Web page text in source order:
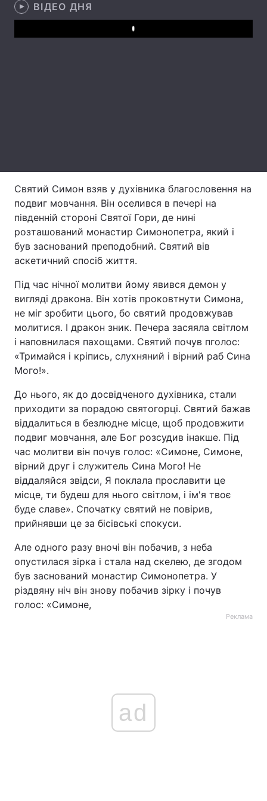
Економіка Світ
Лонгріди
Відео з Youtube Статті
Інтерв'ю
Вакансії
Контакти
Послуги
Тема оформлення
ВІДЕО ДНЯ
Play
Святий Симон взяв у духівника благословення на
подвиг мовчання. Він оселився в печері на
південній стороні Святої Гори, де нині
розташований монастир Симонопетра, який і
був заснований преподобний. Святий вів
аскетичний спосіб життя.
Під час нічної молитви йому явився демон у
вигляді дракона. Він хотів проковтнути Симона,
не міг зробити цього, бо святий продовжував
молитися. І дракон зник. Печера засяяла світлом
і наповнилася пахощами. Святий почув пголос:
«Тримайся і кріпись, слухняний і вірний раб Сина
Мого!».
До нього, як до досвідченого духівника, стали
приходити за порадою святогорці. Святий бажав
віддалиться в безлюдне місце, щоб продовжити
подвиг мовчання, але Бог розсудив інакше. Під
час молитви він почув голос: «Симоне, Симоне,
вірний друг і служитель Сина Мого! Не
віддаляйся звідси, Я поклала прославити це
місце, ти будеш для нього світлом, і ім'я твоє
буде славе». Спочатку святий не повірив,
прийнявши це за бісівські спокуси.
Але одного разу вночі він побачив, з неба
опустилася зірка і стала над скелею, де згодом
був заснований монастир Симонопетра. У
різдвяну ніч він знову побачив зірку і почув
голос: «Симоне,
Реклама
ad